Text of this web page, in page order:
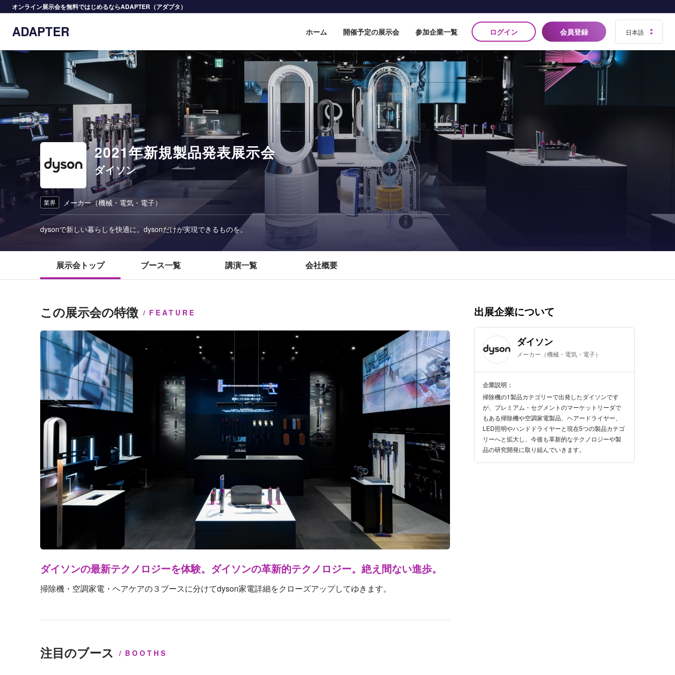
オンライン展示会を無料ではじめるならADAPTER（アダプタ）
ADAPTER ホーム 開催予定の展示会 参加企業一覧 ログイン 会員登録
2021年新規製品発表展示会
ダイソン
業界 メーカー（機械・電気・電子）
dysonで新しい暮らしを快適に。dysonだけが実現できるものを。
展示会トップ ブース一覧 講演一覧 会社概要
この展示会の特徴 FEATURE
ダイソンの最新テクノロジーを体験。ダイソンの革新的テクノロジー。絶え間ない進歩。
掃除機・空調家電・ヘアケアの３ブースに分けてdyson家電詳細をクローズアップしてゆきます。
注目のブース BOOTHS
出展企業について
ダイソン
メーカー（機械・電気・電子）
企業説明：
掃除機の1製品カテゴリーで出発したダイソンです
が、プレミアム・セグメントのマーケットリーダで
もある掃除機や空調家電製品、ヘアードライヤー、
LED照明やハンドドライヤーと現在5つの製品カテゴ
リーへと拡大し、今後も革新的なテクノロジーや製
品の研究開発に取り組んでいきます。